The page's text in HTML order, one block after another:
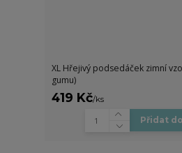
XL Hřejivý podsedáček zimní
gumu)
419 Kč/ks
Přidat